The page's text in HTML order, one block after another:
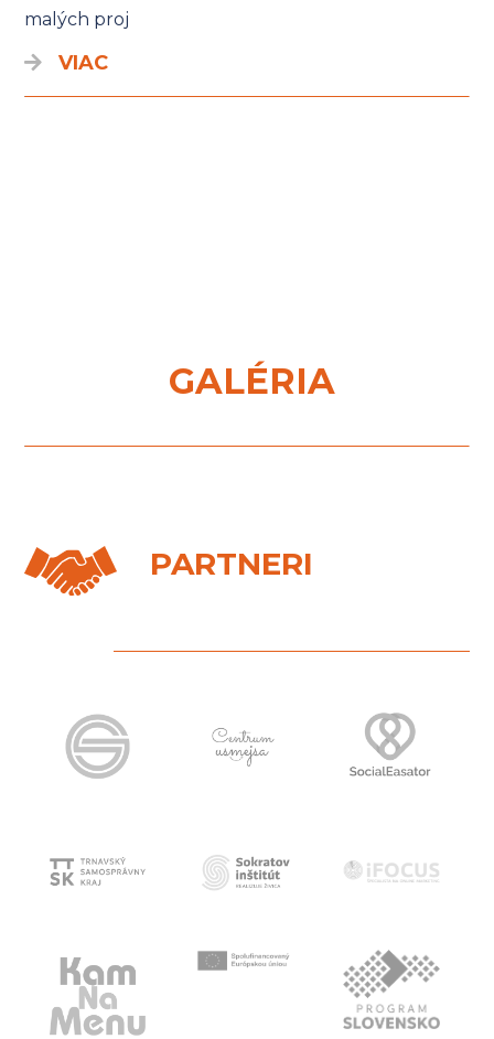
malých proj
VIAC
GALÉRIA
PARTNERI